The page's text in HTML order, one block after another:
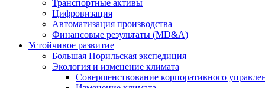
Транспортные активы
Цифровизация
Автоматизация производства
Финансовые результаты (MD&A)
Устойчивое развитие
Большая Норильская экспедиция
Экология и изменение климата
Совершенствование корпоративного